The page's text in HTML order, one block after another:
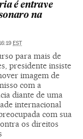
é entrave
na
EST
para mais de
presidente insiste
imagem de
com a
diante de uma
internacional
com sua
os direitos